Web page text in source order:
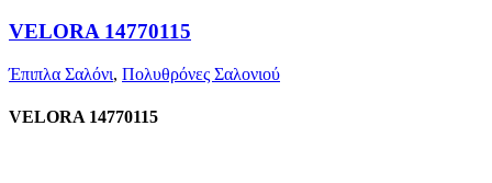
VELORA 14770115
Έπιπλα Σαλόνι, Πολυθρόνες Σαλονιού
VELORA 14770115